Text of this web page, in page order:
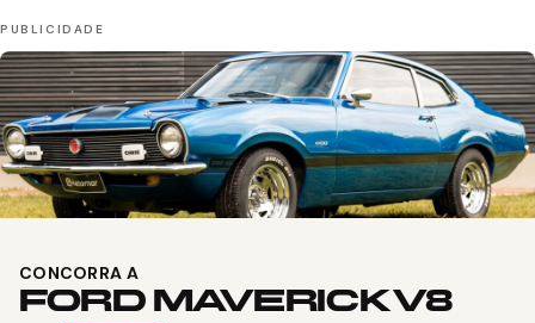
CONCORRA A
FORD MAVERICK V8